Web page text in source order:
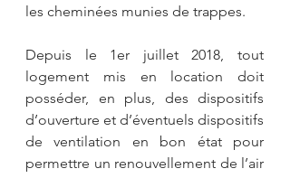
les cheminées munies de trappes.
Depuis le 1er juillet 2018, tout
logement mis en location doit
posséder, en plus, des dispositifs
d’ouverture et d’éventuels dispositifs
de ventilation en bon état pour
permettre un renouvellement de l’air